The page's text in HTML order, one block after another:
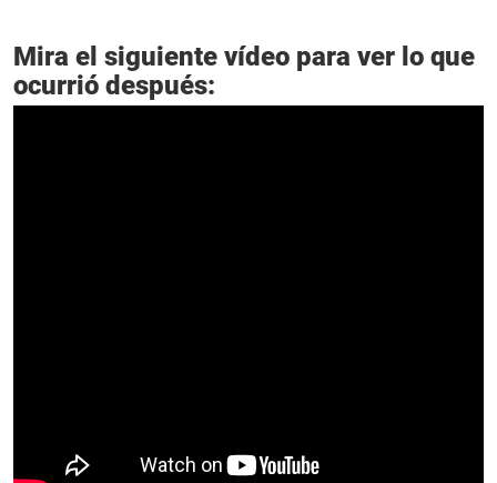
Mira el siguiente vídeo para ver lo que
ocurrió después: